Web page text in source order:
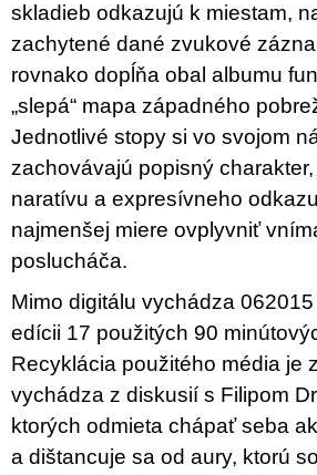
skladieb odkazujú k miestam,
zachytené dané zvukové
rovnako dopĺňa obal albumu
„slepá“ mapa západného
Jednotlivé stopy si vo svojom
zachovávajú popisný
naratívu a expresívneho
najmenšej miere ovplyvniť
poslucháča.
Mimo digitálu vychádza
edícii 17 použitých 90
Recyklácia použitého média je
vychádza z diskusií s Filipom
ktorých odmieta chápať seba
a dištancuje sa od aury, ktorú